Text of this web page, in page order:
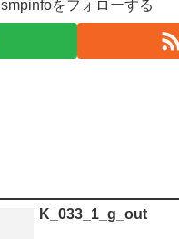
smpinfoをフォローする
K_033_1_g_out